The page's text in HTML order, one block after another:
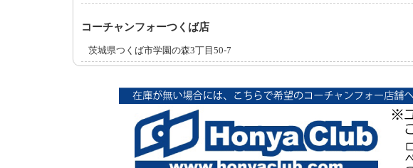
コーチャンフォーつくば店
茨城県つくば市学園の森3丁目50-7